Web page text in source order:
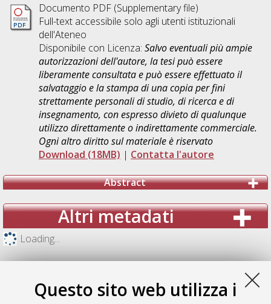
Questo sito web utilizza i
Documento PDF (Supplementary file)
Full-text accessibile solo agli utenti istituzionali
dell'Ateneo
Disponibile con Licenza: Salvo eventuali più ampie
autorizzazioni dell'autore, la tesi può essere
liberamente consultata e può essere effettuato il
salvataggio e la stampa di una copia per fini
strettamente personali di studio, di ricerca e di
insegnamento, con espresso divieto di qualunque
utilizzo direttamente o indirettamente commerciale.
Ogni altro diritto sul materiale è riservato
Download (18MB) | Contatta l'autore
Abstract
Altri metadati
Loading...